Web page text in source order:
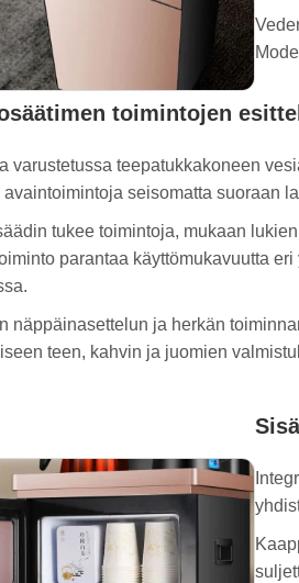
toimintojen
varustetussa teepatukkakoneen
avaintoimintoja seisomatta suoraan
tukee toimintoja, mukaan
parantaa käyttömukavuutta
näppäinasettelun ja herkän
teen, kahvin ja juomien